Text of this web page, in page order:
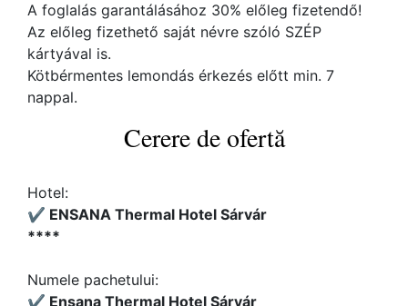
A foglalás garantálásához 30% előleg fizetendő!
Az előleg fizethető saját névre szóló SZÉP
kártyával is.
Kötbérmentes lemondás érkezés előtt min. 7
nappal.
Cerere de ofertă
Hotel:
✔️ ENSANA Thermal Hotel Sárvár
****
Numele pachetului:
✔️ Ensana Thermal Hotel Sárvár